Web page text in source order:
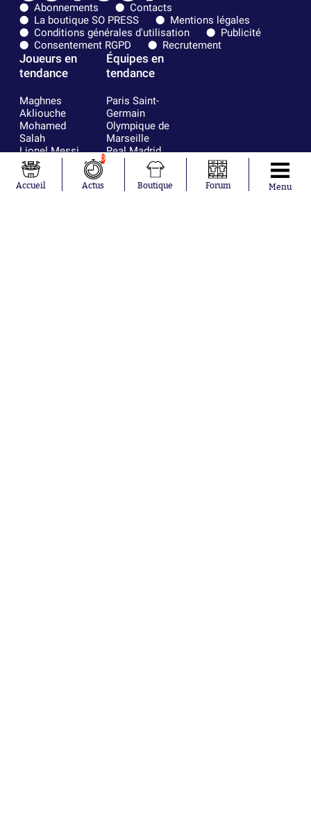
Abonnements
Contacts
La boutique SO PRESS
Mentions légales
Conditions générales d'utilisation
Publicité
Consentement RGPD
Recrutement
Joueurs en
tendance
Maghnes
Akliouche
Mohamed
Salah
Lionel Messi
Ferrán Torres
Kilian Corredor
Franco
Équipes en
tendance
Paris Saint-
Germain
Olympique de
Marseille
Real Madrid
Olympique
lyonnais
Accueil
0
Actus Boutique Forum Menu